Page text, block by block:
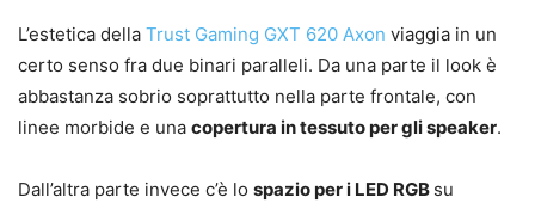
L’estetica della Trust Gaming GXT 620 Axon viaggia in un
certo senso fra due binari paralleli. Da una parte il look è
abbastanza sobrio soprattutto nella parte frontale, con
linee morbide e una copertura in tessuto per gli speaker.
Dall’altra parte invece c’è lo spazio per i LED RGB su